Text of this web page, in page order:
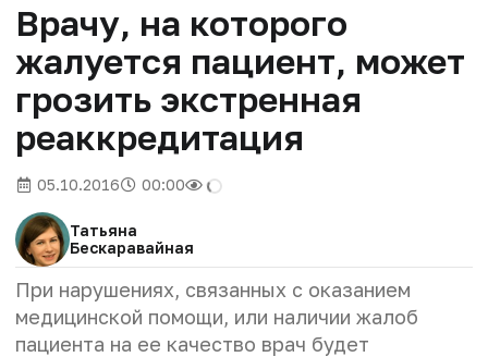
Врачу, на которого
жалуется пациент, может
грозить экстренная
реаккредитация
05.10.2016 00:00
Татьяна
Бескаравайная
При нарушениях, связанных с оказанием
медицинской помощи, или наличии жалоб
пациента на ее качество врач будет